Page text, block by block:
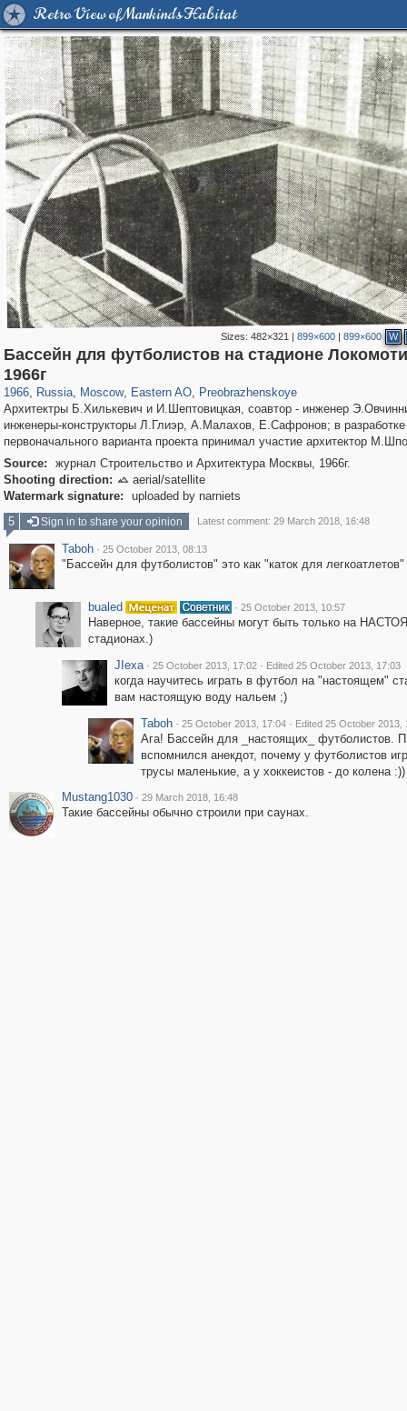
Retro View of Mankind's Habitat
Sizes:482×321 |899×600 |899×600 W
Бассейн для футболистов на стадионе
1966г
1966, Russia, Moscow
319,780
, Eastern AO, Preobrazhenskoye
Архитектры Б.Хилькевич и И.Шептовицкая, соавтор - инженер
инженеры-конструкторы Л.Глиэр, А.Малахов, Е.Сафронов; в разработке
первоначального варианта проекта принимал участие архитектор
Source:
журнал Строительство и Архитектура Москвы, 1966г.
Shooting direction:  aerial/satellite
Watermark signature:
uploaded by narniets
5
Sign in to share your opinion Latest comment: 29 March 2018, 16:48
Taboh · 25 October 2013, 08:13
"Бассейн для футболистов" это как "каток для легкоатлетов"
bualed · 25 October 2013, 10:57
Наверное, такие бассейны могут быть только на
стадионах.)
JIexa · 25 October 2013, 17:02 · Edited 25 October 2013, 17:03
когда научитесь играть в футбол на "настоящем"
вам настоящую воду нальем ;)
Taboh · 25 October 2013, 17:04 · Edited 25 October 2013,
Ага! Бассейн для _настоящих_ футболистов.
вспомнился анекдот, почему у футболистов
трусы маленькие, а у хоккеистов - до колена :))
Mustang1030 · 29 March 2018, 16:48
Такие бассейны обычно строили при саунах.